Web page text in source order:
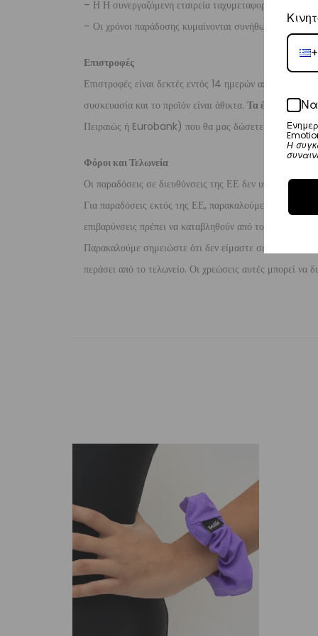
– Η Η συνεργαζόμενη εταιρεία ταχυμεταφορών,
– Οι χρόνοι παράδοσης κυμαίνονται συνήθως από 3-10
Επιστροφές
Επιστροφές είναι δεκτές εντός 14 ημερών από την
συσκευασία και το προϊόν είναι άθικτα. Τα έξοδα
Πειραιώς ή Eurobank) που θα μας δώσετε μέσα σε 10
Φόροι και Τελωνεία
Οι παραδόσεις σε διευθύνσεις της ΕΕ δεν υπόκεινται σε
Για παραδόσεις εκτός της ΕΕ, παρακαλούμε σημειώστε
επιβαρύνσεις πρέπει να καταβληθούν από τον
Παρακαλούμε σημειώστε ότι δεν είμαστε σε θέση να
περάσει από το τελωνείο. Οι χρεώσεις αυτές μπορεί να
Η